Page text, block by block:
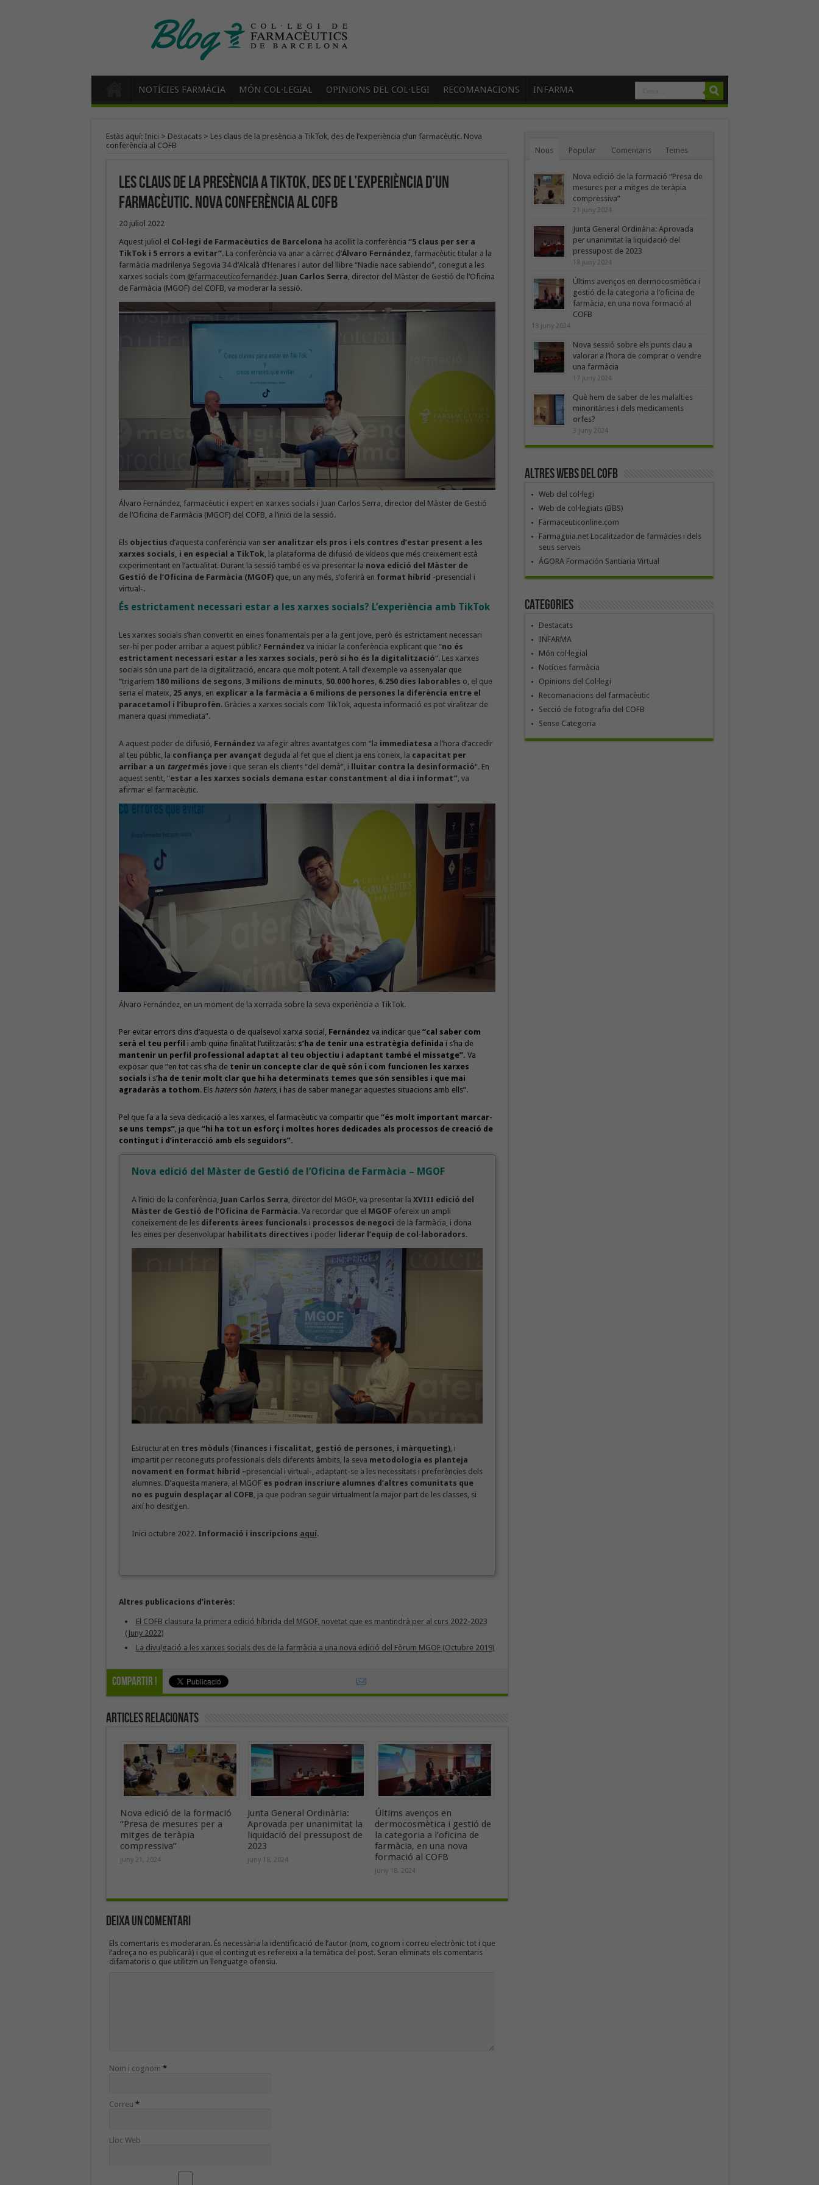
NOTÍCIES FARMÀCIA MÓN COL·LEGIAL OPINIONS DEL COL·LEGI RECOMANACIONS INFARMA
Estàs aquí: Inici > Destacats> Les claus de la presència a TikTok, des de l’experiència d’un farmacèutic. Nova
conferència al COFB
Les claus de la presència a TikTok, des de l’experiència d’un
farmacèutic. Nova conferència al COFB
20 juliol 2022
Aquest juliol el Col·legi de Farmacèutics de Barcelona ha acollit la conferència “5 claus per ser a
TikTok i 5 errors a evitar”. La conferència va anar a càrrec d’Álvaro Fernández, farmacèutic titular a la
farmàcia madrilenya Segovia 34 d’Alcalà d’Henares i autor del llibre “Nadie nace sabiendo”, conegut a les
xarxes socials com @farmaceuticofernandez. Juan Carlos Serra, director del Màster de Gestió de l’Oficina
de Farmàcia (MGOF) del COFB, va moderar la sessió.
Álvaro Fernández, farmacèutic i expert en xarxes socials i Juan Carlos Serra, director del Màster de Gestió
de l’Oficina de Farmàcia (MGOF) del COFB, a l’inici de la sessió.
Els objectius d’aquesta conferència van ser analitzar els pros i els contres d’estar present a les
xarxes socials, i en especial a TikTok , la plataforma de difusió de vídeos que més creixement està
experimentant en l’actualitat. Durant la sessió també es va presentar la nova edició del Màster de
Gestió de l’Oficina de Farmàcia (MGOF) que, un any més, s’oferirà en format híbrid -presencial i
virtual-.
És estrictament necessari estar a les xarxes socials? L’experiència amb TikTok
Les xarxes socials s’han convertit en eines fonamentals per a la gent jove, però és estrictament necessari
ser-hi per poder arribar a aquest públic? Fernández va iniciar la conferència explicant que “no és
estrictament necessari estar a les xarxes socials, però si ho és la digitalització“. Les xarxes
socials són una part de la digitalització, encara que molt potent. A tall d’exemple va assenyalar que
“trigaríem 180 milions de segons 3 milions de minuts 50.000 hores 6.250 dies laborables o, el que
seria el mateix, 25 anys , en explicar a la farmàcia a 6 milions de persones la diferència entre el
paracetamol i l’ibuprofèn. Gràcies a xarxes socials com TikTok, aquesta informació es pot viralitzar de
manera quasi immediata”.
A aquest poder de difusió, Fernández va afegir altres avantatges com “la immediatesa a l’hora d’accedir
al teu públic, la confiança per avançat deguda al fet que el client ja ens coneix, la capacitat per
arribar a un targetmés jovei que seran els clients “del demà”, i lluitar contra la desinformació“. En
aquest sentit, “estar a les xarxes socials demana estar constantment al dia i informat”, va
afirmar el farmacèutic.
Álvaro Fernández, en un moment de la xerrada sobre la seva experiència a TikTok.
Per evitar errors dins d’aquesta o de qualsevol xarxa social, Fernández va indicar que “cal saber com
serà el teu perfil i amb quina finalitat l’utilitzaràs:s’ha de tenir una estratègia definida i s’ha de
mantenir un perfil professional adaptat al teu objectiu i adaptant també el missatge”. Va
exposar que “en tot cas s’ha de tenir un concepte clar de què són i com funcionen les xarxes
socials i s‘ha de tenir molt clar que hi ha determinats temes que són sensibles i que mai
agradaràs a tothom. Els haterssón haters, i has de saber manegar aquestes situacions amb ells”.
Pel que fa a la seva dedicació a les xarxes, el farmacèutic va compartir que “és molt important marcar-
se uns temps”, ja que “hi ha tot un esforç i moltes hores dedicades als processos de creació de
contingut i d’interacció amb els seguidors”.
Nova edició del Màster de Gestió de l’Oficina de Farmàcia – MGOF
A l’inici de la conferència, Juan Carlos Serra, director del MGOF, va presentar la XVIII edició del
Màster de Gestió de l’Oficina de Farmàcia. Va recordar que el MGOFofereix un ampli
coneixement de les diferents àrees funcionals i processos de negoci de la farmàcia, i dona
les eines per desenvolupar habilitats directives i poder liderar l’equip de col·laboradors.
Estructurat en tres mòduls (finances i fiscalitat, gestió de persones, i màrqueting), i
impartit per reconeguts professionals dels diferents àmbits, la seva metodologia es planteja
novament en format híbrid –presencial i virtual-, adaptant-se a les necessitats i preferències dels
alumnes. D’aquesta manera, al MGOFes podran inscriure alumnes d’altres comunitats que
no es puguin desplaçar al COFB, ja que podran seguir virtualment la major part de les classes, si
així ho desitgen.
Inici octubre 2022. Informació i inscripcions aquí.
Altres publicacions d’interès:
El COFB clausura la primera edició híbrida del MGOF, novetat que es mantindrà per al curs 2022-2023
(Juny 2022)
La divulgació a les xarxes socials des de la farmàcia a una nova edició del Fòrum MGOF (Octubre 2019)
Compartir !
Articles Relacionats
Nova edició de la formació
“Presa de mesures per a
mitges de teràpia
compressiva”
juny 21, 2024
Junta General Ordinària:
Aprovada per unanimitat la
liquidació del pressupost de
2023
juny 18, 2024
Últims avenços en
dermocosmètica i gestió de
la categoria a l’oficina de
farmàcia, en una nova
formació al COFB
juny 18, 2024
Deixa un Comentari
Els comentaris es moderaran. És necessària la identificació de l’autor (nom, cognom i correu electrònic tot i que
l’adreça no es publicarà) i que el contingut es refereixi a la temàtica del post. Seran eliminats els comentaris
difamatoris o que utilitzin un llenguatge ofensiu.
Nom i cognom *
Correu *
Lloc Web
Nous Popular Comentaris Temes
Nova edició de la formació “Presa de
mesures per a mitges de teràpia
compressiva”
21 juny 2024
Junta General Ordinària: Aprovada
per unanimitat la liquidació del
pressupost de 2023
18 juny 2024
Últims avenços en dermocosmètica i
gestió de la categoria a l’oficina de
farmàcia, en una nova formació al
COFB
18 juny 2024
Nova sessió sobre els punts clau a
valorar a l’hora de comprar o vendre
una farmàcia
17 juny 2024
Què hem de saber de les malalties
minoritàries i dels medicaments
orfes?
3 juny 2024
Altres webs del COFB
Web del col·legi
Web de col·legiats (BBS)
Farmaceuticonline.com
Farmaguia.net Localitzador de farmàcies i dels
seus serveis
ÁGORA Formación Santiaria Virtual
Categories
Destacats
INFARMA
Món col·legial
Notícies farmàcia
Opinions del Col·legi
Recomanacions del farmacèutic
Secció de fotografia del COFB
Sense Categoria